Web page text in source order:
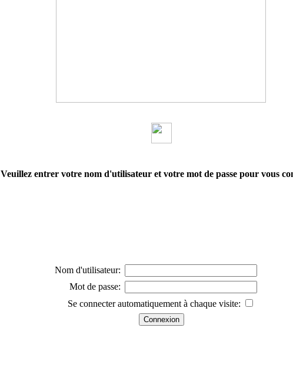
Veuillez entrer votre nom d'utilisateur et votre mot de passe pour vous
Nom d'utilisateur:
Mot de passe:
Se connecter automatiquement à chaque visite: